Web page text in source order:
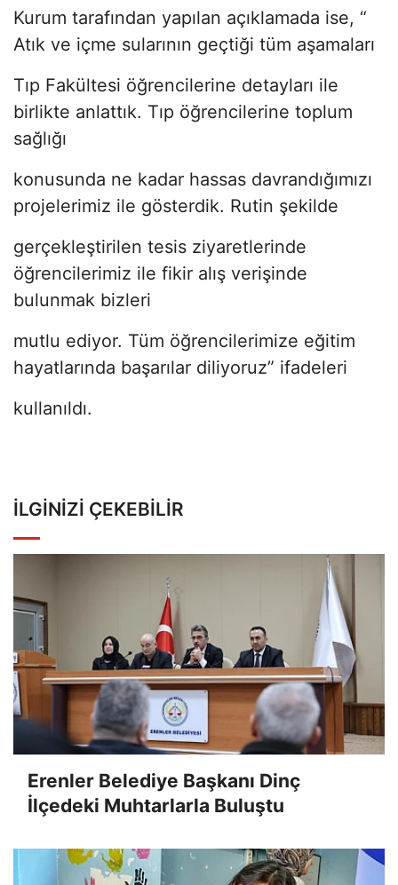
Kurum tarafından yapılan açıklamada ise, “
Atık ve içme sularının geçtiği tüm aşamaları
Tıp Fakültesi öğrencilerine detayları ile
birlikte anlattık. Tıp öğrencilerine toplum
sağlığı
konusunda ne kadar hassas davrandığımızı
projelerimiz ile gösterdik. Rutin şekilde
gerçekleştirilen tesis ziyaretlerinde
öğrencilerimiz ile fikir alış verişinde
bulunmak bizleri
mutlu ediyor. Tüm öğrencilerimize eğitim
hayatlarında başarılar diliyoruz” ifadeleri
kullanıldı.
İLGINIZI ÇEKEBILIR
Erenler Belediye Başkanı Dinç
İlçedeki Muhtarlarla Buluştu